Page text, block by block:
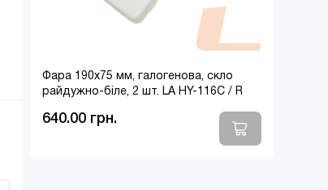
Фара 190x75 мм, галогенова, скло
райдужно-біле, 2 шт. LA HY-116C / R
640.00 грн.